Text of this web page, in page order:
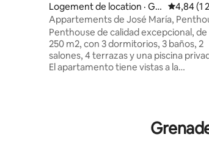
Logement de location · Gr
enade
Note
4,84 (1
Appartements de José María,
3 chambres...
Penthouse de calidad excepcional, de
250 m2, con 3 dormitorios, 3 baños, 2
salones, 4 terrazas y una piscina
El apartamento tiene vistas a la
colores neutros y obras de arte
se combinan con el efecto rústico de